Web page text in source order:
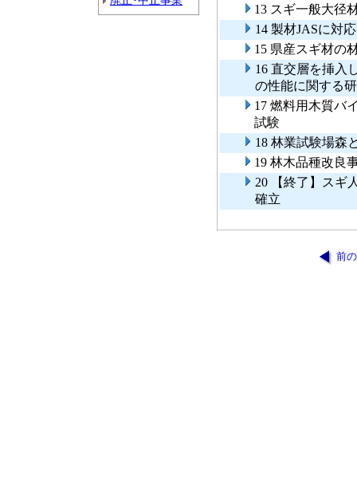
13 スギ一般大径
14 製材JASに対
15 県産スギ材の
16 直交層を挿入
の性能に関する
17 燃料用木質バ
試験
18 林業試験場森
19 林木品種改良
20 【終了】スギ
確立
前